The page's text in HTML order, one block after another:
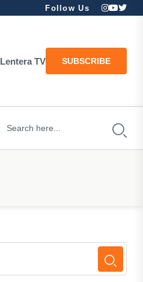
Follow Us
Lentera TV SUBSCRIBE